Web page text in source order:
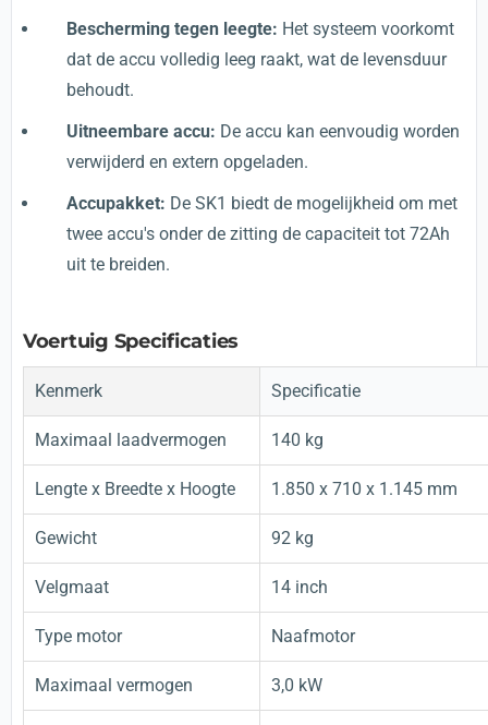
Bescherming tegen leegte: Het systeem voorkomt
dat de accu volledig leeg raakt, wat de levensduur
behoudt.
Uitneembare accu: De accu kan eenvoudig worden
verwijderd en extern opgeladen.
Accupakket: De SK1 biedt de mogelijkheid om met
twee accu's onder de zitting de capaciteit tot 72Ah
uit te breiden.
Voertuig Specificaties
Kenmerk Specificatie
Maximaal laadvermogen 140 kg
Lengte x Breedte x Hoogte 1.850 x 710 x 1.145 mm
Gewicht 92 kg
Velgmaat 14 inch
Type motor Naafmotor
Maximaal vermogen 3,0 kW